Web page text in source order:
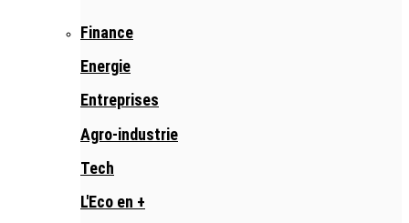
Finance
Energie
Entreprises
Agro-industrie
Tech
L'Eco en +